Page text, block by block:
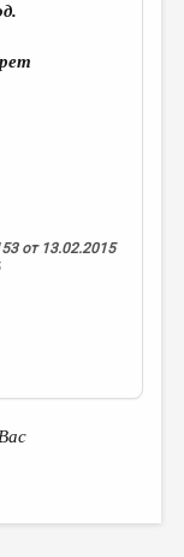
от 13.02.2015